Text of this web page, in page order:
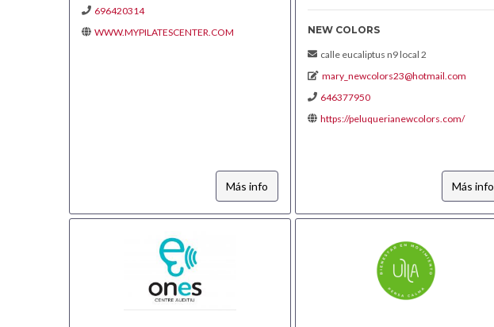
696420314
WWW.MYPILATESCENTER.COM
Más info
NEW COLORS
calle eucaliptus n9 local 2
mary_newcolors23@hotmail.com
646377950
https://peluquerianewcolors.com/
Más info